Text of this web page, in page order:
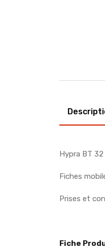
Hypra BT
Fiches
Prises et
Fiche